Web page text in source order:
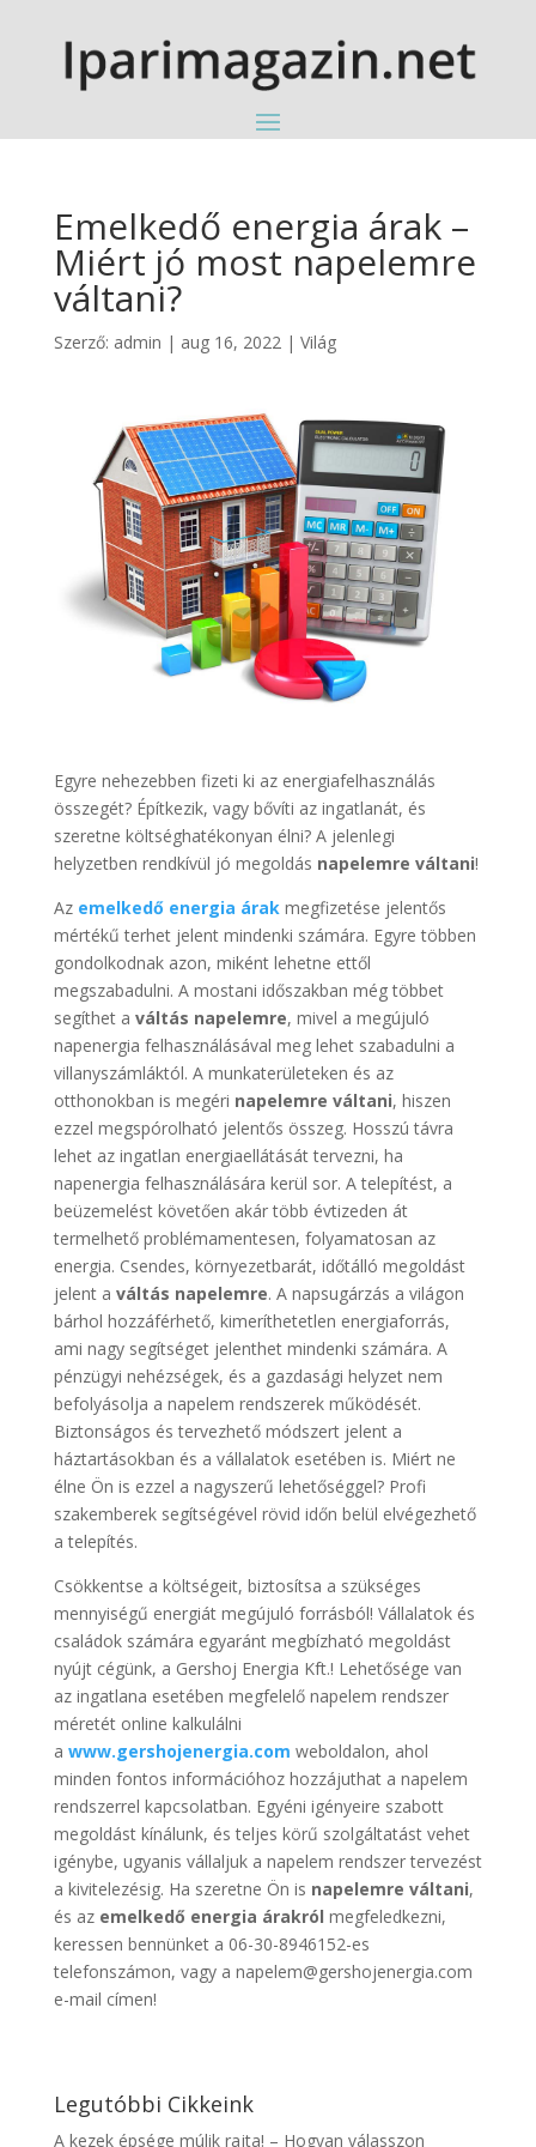
Emelkedő energia árak –
Miért jó most napelemre
váltani?
Szerző: admin | aug 16, 2022 | Világ
Egyre nehezebben fizeti ki az energiafelhasználás
összegét? Építkezik, vagy bővíti az ingatlanát, és
szeretne költséghatékonyan élni? A jelenlegi
helyzetben rendkívül jó megoldás napelemre váltani!
Az emelkedő energia árak megfizetése jelentős
mértékű terhet jelent mindenki számára. Egyre többen
gondolkodnak azon, miként lehetne ettől
megszabadulni. A mostani időszakban még többet
segíthet a váltás napelemre, mivel a megújuló
napenergia felhasználásával meg lehet szabadulni a
villanyszámláktól. A munkaterületeken és az
otthonokban is megéri napelemre váltani, hiszen
ezzel megspórolható jelentős összeg. Hosszú távra
lehet az ingatlan energiaellátását tervezni, ha
napenergia felhasználására kerül sor. A telepítést, a
beüzemelést követően akár több évtizeden át
termelhető problémamentesen, folyamatosan az
energia. Csendes, környezetbarát, időtálló megoldást
jelent a váltás napelemre. A napsugárzás a világon
bárhol hozzáférhető, kimeríthetetlen energiaforrás,
ami nagy segítséget jelenthet mindenki számára. A
pénzügyi nehézségek, és a gazdasági helyzet nem
befolyásolja a napelem rendszerek működését.
Biztonságos és tervezhető módszert jelent a
háztartásokban és a vállalatok esetében is. Miért ne
élne Ön is ezzel a nagyszerű lehetőséggel? Profi
szakemberek segítségével rövid időn belül elvégezhető
a telepítés.
Csökkentse a költségeit, biztosítsa a szükséges
mennyiségű energiát megújuló forrásból! Vállalatok és
családok számára egyaránt megbízható megoldást
nyújt cégünk, a Gershoj Energia Kft.! Lehetősége van
az ingatlana esetében megfelelő napelem rendszer
méretét online kalkulálni
a www.gershojenergia.com weboldalon, ahol
minden fontos információhoz hozzájuthat a napelem
rendszerrel kapcsolatban. Egyéni igényeire szabott
megoldást kínálunk, és teljes körű szolgáltatást vehet
igénybe, ugyanis vállaljuk a napelem rendszer tervezést
a kivitelezésig. Ha szeretne Ön is napelemre váltani,
és az emelkedő energia árakról megfeledkezni,
keressen bennünket a 06-30-8946152-es
telefonszámon, vagy a napelem@gershojenergia.com
e-mail címen!
Legutóbbi Cikkeink
A kezek épsége múlik rajta! – Hogyan válasszon